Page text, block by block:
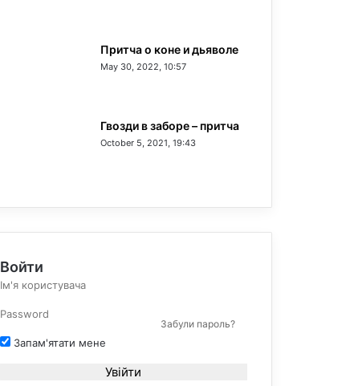
Притча о коне и дьяволе
May 30, 2022, 10:57
Гвозди в заборе – притча
October 5, 2021, 19:43
Войти
Забули пароль?
Запам'ятати мене
Увійти